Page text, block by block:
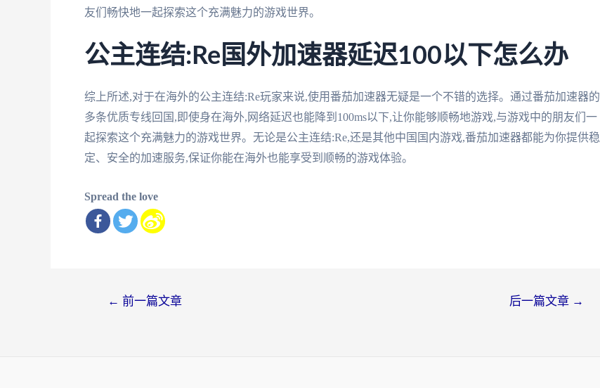
友们畅快地一起探索这个充满魅力的游戏世界。
公主连结:Re国外加速器延迟100以下怎么办
综上所述,对于在海外的公主连结:Re玩家来说,使用番茄加速器无疑是一个不错的选择。通过番茄加速器的
多条优质专线回国,即使身在海外,网络延迟也能降到100ms以下,让你能够顺畅地游戏,与游戏中的朋友们一
起探索这个充满魅力的游戏世界。无论是公主连结:Re,还是其他中国国内游戏,番茄加速器都能为你提供稳
定、安全的加速服务,保证你能在海外也能享受到顺畅的游戏体验。
Spread the love
← 前一篇文章 后一篇文章 →